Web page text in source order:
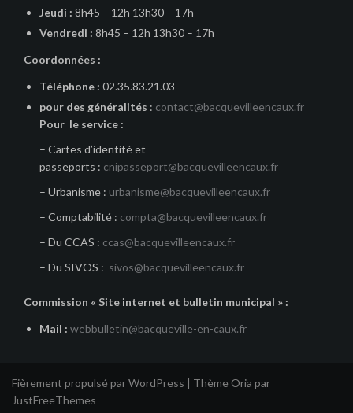
Jeudi : 8h45 – 12h 13h30 – 17h
Vendredi : 8h45 – 12h 13h30 – 17h
Coordonnées :
Téléphone : 02.35.83.21.03
pour des généralités : contact@bacquevilleencaux.fr
Pour le service :
– Cartes d’identité et
passeports : cnipasseport@bacquevilleencaux.fr
– Urbanisme : urbanisme@bacquevilleencaux.fr
– Comptabilité : compta@bacquevilleencaux.fr
– Du CCAS : ccas@bacquevilleencaux.fr
– Du SIVOS : sivos@bacquevilleencaux.fr
Commission « Site internet et bulletin municipal » :
Mail : webbulletin@bacqueville-en-caux.fr
Fièrement propulsé par WordPress | Thème Oria par
JustFreeThemes